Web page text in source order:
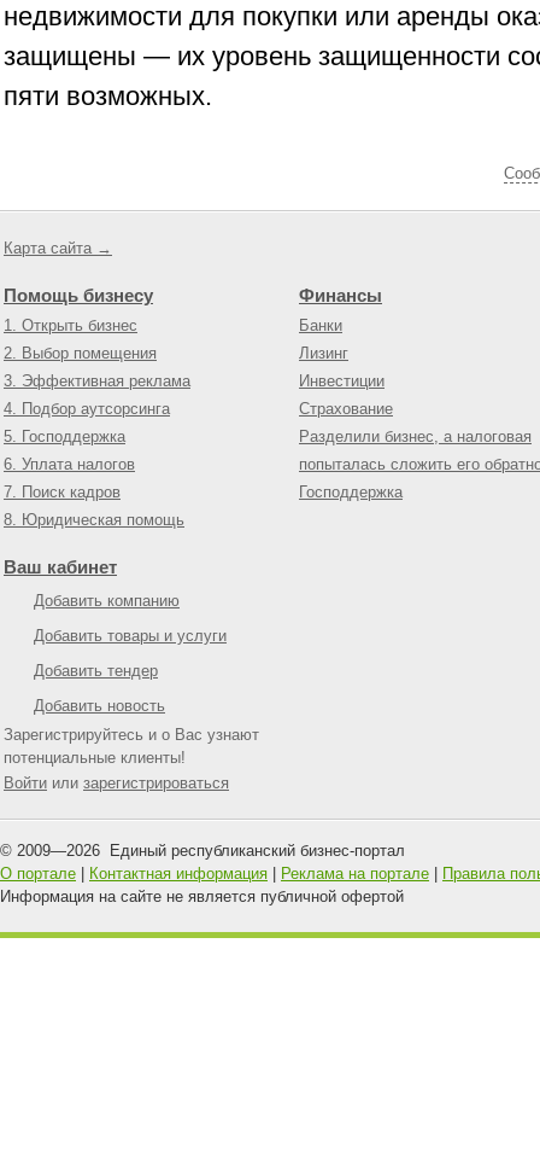
недвижимости для покупки или аренды
защищены — их уровень защищенности
пяти возможных.
Карта сайта →
Помощь бизнесу
1. Открыть бизнес
2. Выбор помещения
3. Эффективная реклама
4. Подбор аутсорсинга
5. Господдержка
6. Уплата налогов
7. Поиск кадров
8. Юридическая помощь
Финансы
Банки
Лизинг
Инвестиции
Страхование
Разделили бизнес, а налоговая
попыталась сложить его
Господдержка
Ваш кабинет
Добавить компанию
Добавить товары и услуги
Добавить тендер
Добавить новость
Зарегистрируйтесь и о Вас узнают
потенциальные клиенты!
Войти или зарегистрироваться
© 2009—2026 Единый республиканский бизнес-портал
О портале
Контактная информация Реклама на портале
Правила
Информация на сайте не является публичной офертой